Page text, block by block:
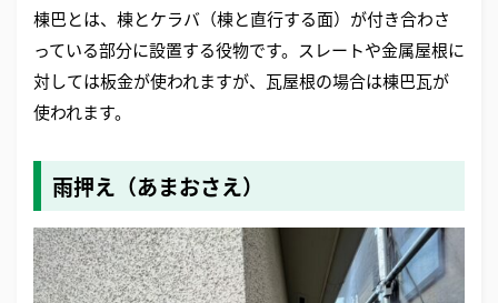
棟巴とは、棟とケラバ（棟と直行する面）が付き合わさ
っている部分に設置する役物です。スレートや金属屋根に
対しては板金が使われますが、瓦屋根の場合は棟巴瓦が
使われます。
雨押え（あまおさえ）